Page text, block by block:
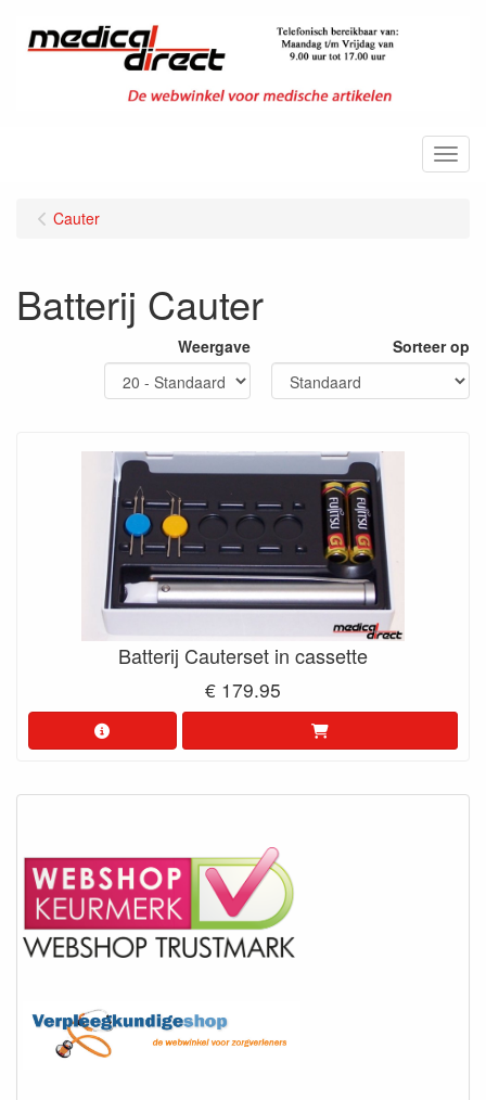
Menu
Cauter
Batterij Cauter
Weergave Sorteer op
Batterij Cauterset in cassette
€ 179.95